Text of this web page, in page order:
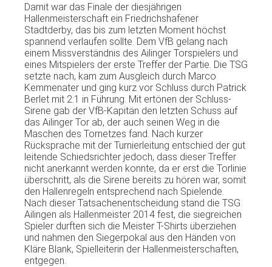
Damit war das Finale der diesjährigen
Hallenmeisterschaft ein Friedrichshafener
Stadtderby, das bis zum letzten Moment höchst
spannend verlaufen sollte. Dem VfB gelang nach
einem Missverständnis des Ailinger Torspielers und
eines Mitspielers der erste Treffer der Partie. Die TSG
setzte nach, kam zum Ausgleich durch Marco
Kemmenater und ging kurz vor Schluss durch Patrick
Berlet mit 2:1 in Führung. Mit ertönen der Schluss-
Sirene gab der VfB-Kapitän den letzten Schuss auf
das Ailinger Tor ab, der auch seinen Weg in die
Maschen des Tornetzes fand. Nach kurzer
Rücksprache mit der Turnierleitung entschied der gut
leitende Schiedsrichter jedoch, dass dieser Treffer
nicht anerkannt werden konnte, da er erst die Torlinie
überschritt, als die Sirene bereits zu hören war, somit
den Hallenregeln entsprechend nach Spielende.
Nach dieser Tatsachenentscheidung stand die TSG
Ailingen als Hallenmeister 2014 fest, die siegreichen
Spieler durften sich die Meister T-Shirts überziehen
und nahmen den Siegerpokal aus den Händen von
Kläre Blank, Spielleiterin der Hallenmeisterschaften,
entgegen.